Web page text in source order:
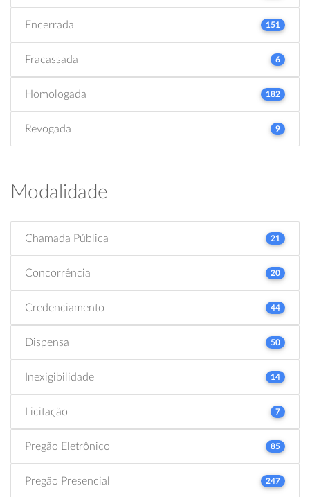
Encerrada 151
Fracassada 6
Homologada 182
Revogada 9
Modalidade
Chamada Pública 21
Concorrência 20
Credenciamento 44
Dispensa 50
Inexigibilidade 14
Licitação 7
Pregão Eletrônico 85
Pregão Presencial 247